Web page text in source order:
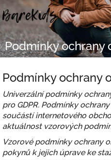
Přejít
na
obsah
Podmínky ochrany
Podmínky ochrany
Univerzální podmínky
pro GDPR. Podmínky
součástí internetového
aktuálnost vzorových
Vzorové podmínky ochrany
pokynů k jejich úprave ke